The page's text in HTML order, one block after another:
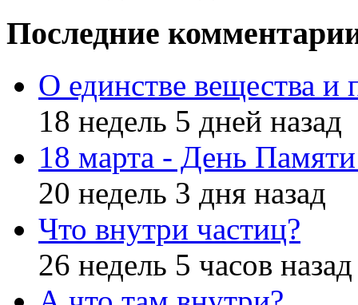
Последние
О единстве вещества и
18 недель 5 дней назад
18 марта - День
20 недель 3 дня назад
Что внутри частиц?
26 недель 5 часов назад